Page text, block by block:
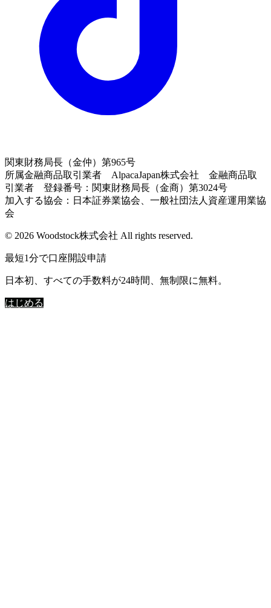
関東財務局長（金仲）第965号
所属金融商品取引業者 AlpacaJapan株式会社 金融商品取
引業者 登録番号：関東財務局長（金商）第3024号
加入する協会：日本証券業協会、一般社団法人資産運用業協
会
© 2026 Woodstock株式会社 All rights reserved.
最短1分で口座開設申請
日本初、すべての手数料が24時間、無制限に無料。
はじめる